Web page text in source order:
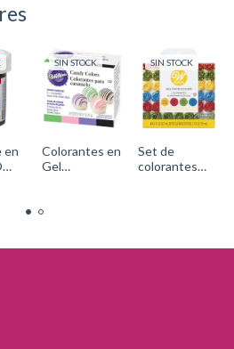
en
SIN STOCK
Colorantes en
Gel
(verde, rosa,
SIN STOCK
Set de
colorantes